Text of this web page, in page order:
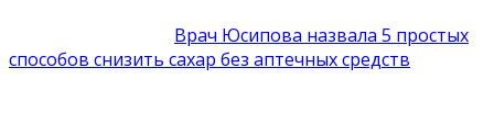
Врач Юсипова назвала 5 простых
способов снизить сахар без аптечных средств